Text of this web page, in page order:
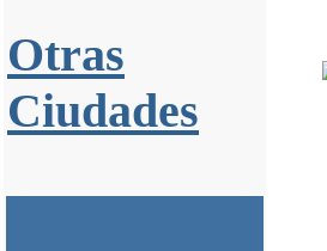
Otras
Ciudades